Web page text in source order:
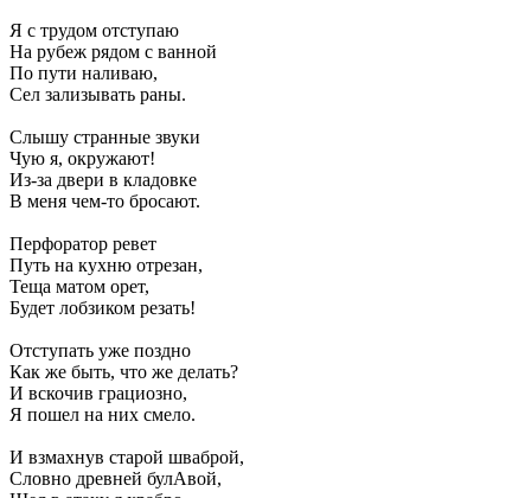
Я с трудом отступаю
На рубеж рядом с ванной
По пути наливаю,
Сел зализывать раны.
Слышу странные звуки
Чую я, окружают!
Из-за двери в кладовке
В меня чем-то бросают.
Перфоратор ревет
Путь на кухню отрезан,
Теща матом орет,
Будет лобзиком резать!
Отступать уже поздно
Как же быть, что же делать?
И вскочив грациозно,
Я пошел на них смело.
И взмахнув старой шваброй,
Словно древней булАвой,